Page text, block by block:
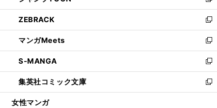
開
く
ウ
で
開
く
ン
ド
ウ
で
開
く
ウ
ィ
ン
ド
ウ
で
開
く
し
い
ウ
ィ
ン
ド
ウ
で
開
ZEBRACK
新
し
い
ウ
ィ
ン
ド
ウ
マンガMeets
新
し
い
ウ
ィ
ン
S-MANGA
新
し
い
ウ
集英社コミック文庫
新
し
女性マンガ